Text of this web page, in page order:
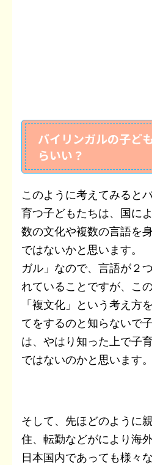
バイリンガルの子ど
らいい？
このように考えてみると
育つ子どもたちは、国に
数の文化や複数の言語を
ではないかと思います。
ガル」なので、言語が２
れていることですが、こ
「複文化」という考え方
てをするのと知らないで
は、やはり知った上で子
ではないのかと思います。
そして、先ほどのように
住、転勤などがにより海
日本国内であっても様々